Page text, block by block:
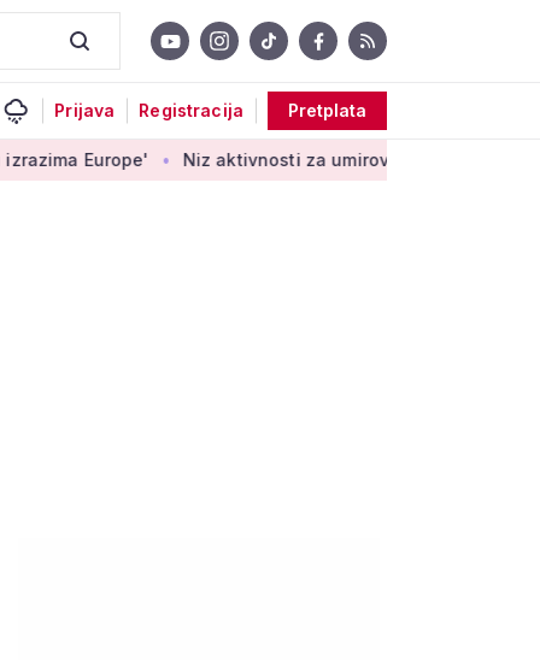
Prijava Registracija Pretplata
Niz aktivnosti za umirovljenike: 'Mogu jačati zdravlje,